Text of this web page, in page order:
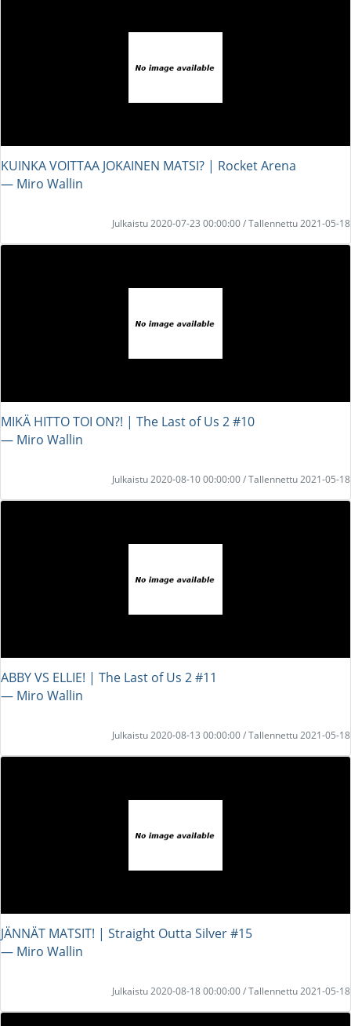
KUINKA VOITTAA JOKAINEN MATSI? | Rocket Arena
― Miro Wallin
Julkaistu 2020-07-23 00:00:00 / Tallennettu 2021-05-18
MIKÄ HITTO TOI ON?! | The Last of Us 2 #10
― Miro Wallin
Julkaistu 2020-08-10 00:00:00 / Tallennettu 2021-05-18
ABBY VS ELLIE! | The Last of Us 2 #11
― Miro Wallin
Julkaistu 2020-08-13 00:00:00 / Tallennettu 2021-05-18
JÄNNÄT MATSIT! | Straight Outta Silver #15
― Miro Wallin
Julkaistu 2020-08-18 00:00:00 / Tallennettu 2021-05-18